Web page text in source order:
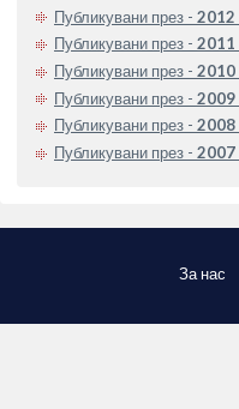
Публикувани през - 2012
Публикувани през - 2011
Публикувани през - 2010
Публикувани през - 2009
Публикувани през - 2008
Публикувани през - 2007
За нас